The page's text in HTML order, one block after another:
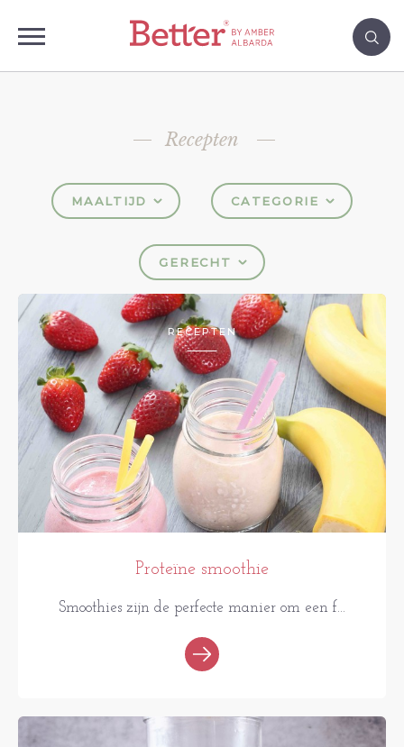
Recepten
MAALTIJD CATEGORIE
GERECHT
RECEPTEN
Proteïne smoothie
Smoothies zijn de perfecte manier om een f...